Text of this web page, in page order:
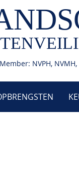
Member: NVPH, NVMH,